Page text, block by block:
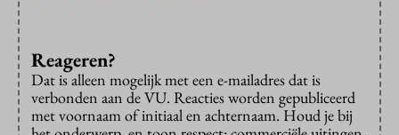
Reageren?
Dat is alleen mogelijk met een e-mailadres dat is
verbonden aan de VU. Reacties worden gepubliceerd
met voornaam of initiaal en achternaam. Houd je bij